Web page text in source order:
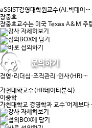
aSSIST경영대학원교수(AI.빅데이…
장중호
장중호교수는 미국 Texas A&M 주
경영·리더십·조직관리·인사(HR)…
가천대학교수(HR데이터분석)
이중학
가천대학교 경영학과 교수‘어제보